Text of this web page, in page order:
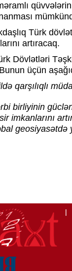
Türk
artıracaq.
Dövlətləri
üçün
qarşılıqlı
birliyinin
imkanlarını
geosiyasətdə